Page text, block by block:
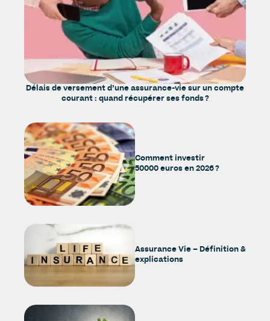
Délais de versement d’une assurance-vie sur un compte
courant : quand récupérer ses fonds ?
Comment investir
50000 euros en 2026 ?
Assurance Vie – Définition &
explications